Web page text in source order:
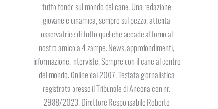
tutto tondo sul mondo del cane. Una redazione
giovane e dinamica, sempre sul pezzo, attenta
osservatrice di tutto quel che accade attorno al
nostro amico a 4 zampe. News, approfondimenti,
informazione, interviste. Sempre con il cane al centro
del mondo. Online dal 2007. Testata giornalistica
registrata presso il Tribunale di Ancona con nr.
2988/2023. Direttore Responsabile Roberto